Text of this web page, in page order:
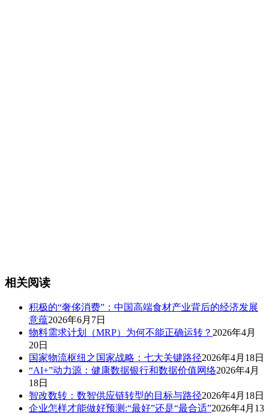
相关阅读
积极的“奢侈消费”：中国高端食材产业背后的经济发展
意蕴2026年6月7日
物料需求计划（MRP）为何不能正确运转？ 2026年4月
20日
国家物流枢纽之国家战略：七大关键路径2026年4月18日
“AI+”动力源：健康数据银行和数据价值网络2026年4月
18日
智改数转：数智供应链转型的目标与路径2026年4月18日
企业怎样才能做好预测:“最好”还是“最合适”2026年4月13